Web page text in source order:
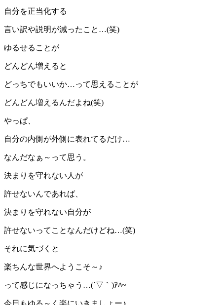
自分を正当化する
言い訳や説明が減ったこと…(笑)
ゆるせることが
どんどん増えると
どっちでもいいか…って思えることが
どんどん増えるんだよね(笑)
やっぱ、
自分の内側が外側に表れてるだけ…
なんだなぁ～って思う。
決まりを守れない人が
許せないんであれば、
決まりを守れない自分が
許せないってことなんだけどね…(笑)
それに気づくと
楽ちんな世界へようこそ～♪
って感じになっちゃう…(´▽｀)ｱﾊ~
今日もゆる～く楽にいきましょー♪